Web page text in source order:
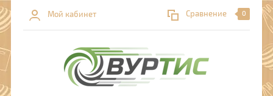
Мой кабинет Сравнение 0